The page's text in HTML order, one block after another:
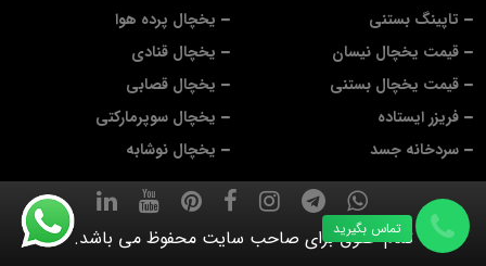
یخچال پرده هوا
یخچال قنادی
یخچال قصابی
یخچال سوپرمارکتی
یخچال نوشابه
تاپینگ بستنی
قیمت یخچال نیسان
قیمت یخچال بستنی
فریزر ایستاده
سردخانه جسد
تمام حقوق برای صاحب سایت محفوظ می باشد.
تماس بگیرید